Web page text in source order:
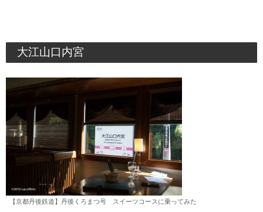
大江山口内宮
【京都丹後鉄道】丹後くろまつ号 スイーツコースに乗ってみた